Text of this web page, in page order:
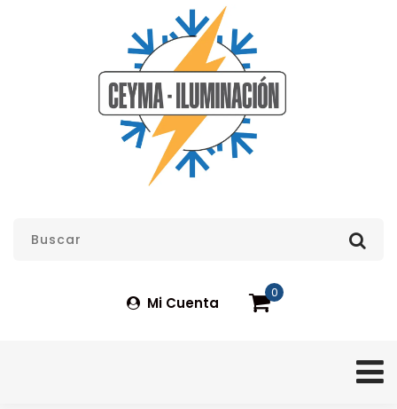
Mi Cuenta
0